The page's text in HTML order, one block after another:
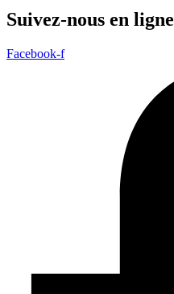
Suivez-nous en ligne
Facebook-f